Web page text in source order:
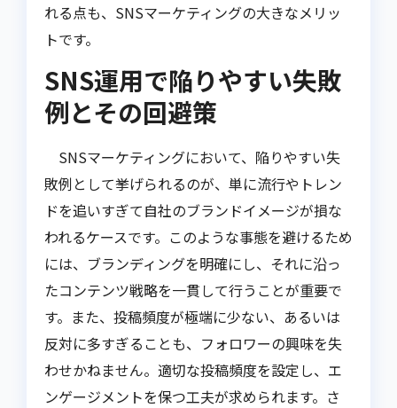
れる点も、SNSマーケティングの大きなメリッ
トです。
SNS運用で陥りやすい失敗
例とその回避策
SNSマーケティングにおいて、陥りやすい失
敗例として挙げられるのが、単に流行やトレン
ドを追いすぎて自社のブランドイメージが損な
われるケースです。このような事態を避けるため
には、ブランディングを明確にし、それに沿っ
たコンテンツ戦略を一貫して行うことが重要で
す。また、投稿頻度が極端に少ない、あるいは
反対に多すぎることも、フォロワーの興味を失
わせかねません。適切な投稿頻度を設定し、エ
ンゲージメントを保つ工夫が求められます。さ